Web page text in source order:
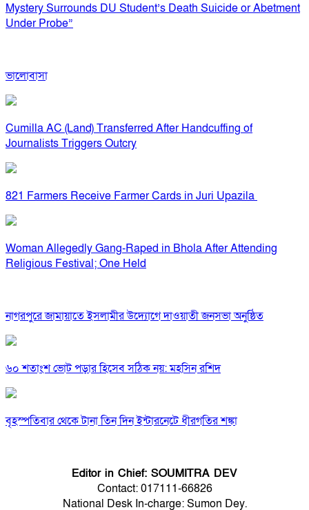
Mystery Surrounds DU Student’s Death Suicide or Abetment
Under Probe”
ভালোবাসা
Cumilla AC (Land) Transferred After Handcuffing of
Journalists Triggers Outcry
821 Farmers Receive Farmer Cards in Juri Upazila
Woman Allegedly Gang-Raped in Bhola After Attending
Religious Festival; One Held
নাগরপুরে জামায়াতে ইসলামীর উদ্যোগে দাওয়াতী জনসভা অনুষ্ঠিত
৬০ শতাংশ ভোট পড়ার হিসেব সঠিক নয়: মহসিন রশিদ
বৃহস্পতিবার থেকে টানা তিন দিন ইন্টারনেটে ধীরগতির শঙ্কা
Editor in Chief: SOUMITRA DEV
Contact: 017111-66826
National Desk In-charge: Sumon Dey.